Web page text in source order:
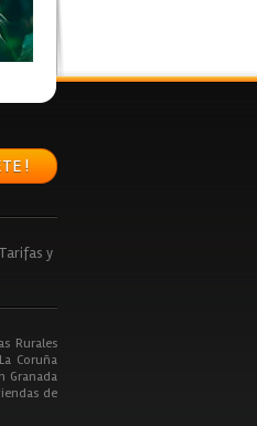
!
Tarifas y
Rurales
Coruña
Granada
de